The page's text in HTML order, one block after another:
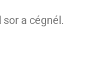
a cégnél.